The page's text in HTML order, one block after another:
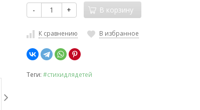
- + В корзину
К сравнению В избранное
Теги: #стихидлядетей